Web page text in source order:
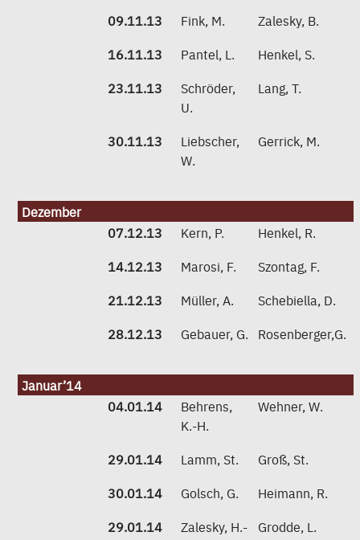
09.11.13 Fink, M.
Zalesky, B.
16.11.13
Pantel, L.
Henkel, S.
23.11.13
Schröder,
U.
Lang, T.
30.11.13
Liebscher,
W.
Gerrick, M.
Dezember
07.12.13
Kern, P.
Henkel, R.
14.12.13
Marosi, F.
Szontag, F.
21.12.13
Müller, A.
Schebiella, D.
28.12.13
Gebauer, G. Rosenberger,G.
Januar’14
04.01.14
Behrens,
K.-H.
Wehner, W.
29.01.14 Lamm, St.
Groß, St.
30.01.14
Golsch, G.
Heimann, R.
29.01.14
Zalesky, H.-
Grodde, L.